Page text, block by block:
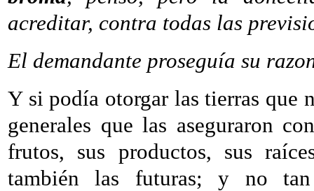
acreditar, contra todas las
El demandante proseguía su
Y si podía otorgar las tierras que
generales que las aseguraron
frutos, sus productos, sus
también las futuras; y no tan